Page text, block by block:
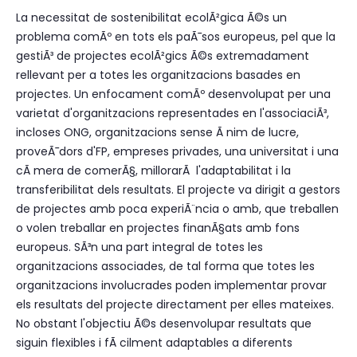
La necessitat de sostenibilitat ecolÃ²gica Ã©s un
problema comÃº en tots els paÃ¯sos europeus, pel que la
gestiÃ³ de projectes ecolÃ²gics Ã©s extremadament
rellevant per a totes les organitzacions basades en
projectes. Un enfocament comÃº desenvolupat per una
varietat d'organitzacions representades en l'associaciÃ³,
incloses ONG, organitzacions sense Ã nim de lucre,
proveÃ¯dors d'FP, empreses privades, una universitat i una
cÃ mera de comerÃ§, millorarÃ l'adaptabilitat i la
transferibilitat dels resultats. El projecte va dirigit a gestors
de projectes amb poca experiÃ¨ncia o amb, que treballen
o volen treballar en projectes finanÃ§ats amb fons
europeus. SÃ³n una part integral de totes les
organitzacions associades, de tal forma que totes les
organitzacions involucrades poden implementar provar
els resultats del projecte directament per elles mateixes.
No obstant l'objectiu Ã©s desenvolupar resultats que
siguin flexibles i fÃ cilment adaptables a diferents